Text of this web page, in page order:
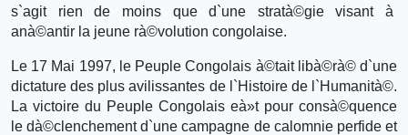
s`agit rien de moins que d`une stratà©gie visant à
anà©antir la jeune rà©volution congolaise.
Le 17 Mai 1997, le Peuple Congolais à©tait libà©rà© d`une
dictature des plus avilissantes de l`Histoire de l`Humanità©.
La victoire du Peuple Congolais eà»t pour consà©quence
le dà©clenchement d`une campagne de calomnie perfide et